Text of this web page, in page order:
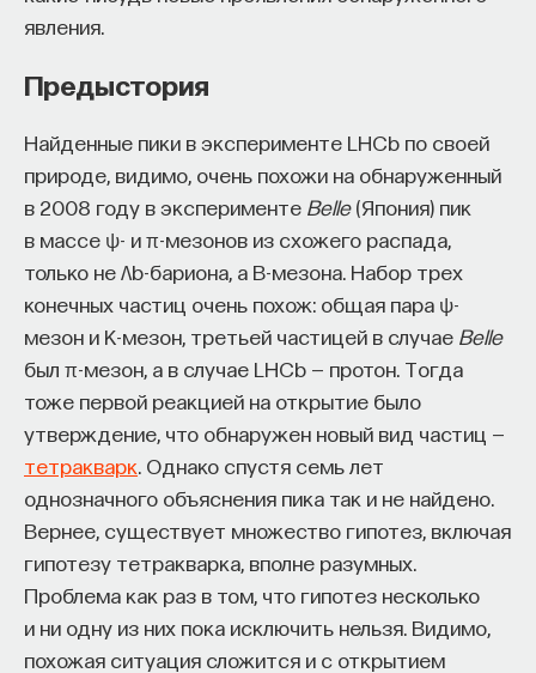
явления.
Предыстория
Найденные пики в эксперименте LHCb по своей
природе, видимо, очень похожи на обнаруженный
в 2008 году в эксперименте Belle(Япония) пик
в массе ψ- и π-мезонов из схожего распада,
только не Λb-бариона, а В-мезона. Набор трех
конечных частиц очень похож: общая пара ψ-
мезон и К-мезон, третьей частицей в случае Belle
был π-мезон, а в случае LHCb — протон. Тогда
тоже первой реакцией на открытие было
утверждение, что обнаружен новый вид частиц —
тетракварк . Однако спустя семь лет
однозначного объяснения пика так и не найдено.
Вернее, существует множество гипотез, включая
гипотезу тетракварка, вполне разумных.
Проблема как раз в том, что гипотез несколько
и ни одну из них пока исключить нельзя. Видимо,
похожая ситуация сложится и с открытием
Что такое партнёрский материал?
Внеси свой вклад в дело
просвещения!
ПОДДЕРЖАТЬ ПОСТНАУКУ
В общем, читайте, наслаждайтесь и обязательно
слушайте на ПостНауке и в других местах лекции
Сергея Попова, автора книги «Суперобъекты».
НАПИСАТЬ НАМ
НАД МАТЕРИАЛОМ РАБОТАЛИ
Дмитрий Вибе
доктор физико-математических наук,
заведующий отделом физики и эволюции
звезд Института астрономии РАН
АСТРОНОМИЯ
372 публикации
АСТРОНОМИЯ АСТРОФИЗИКА ВСЕЛЕННАЯ